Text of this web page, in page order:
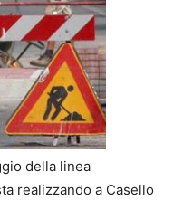
della linea
realizzando a Casello